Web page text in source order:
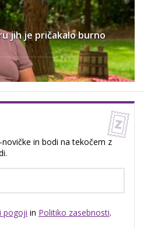
jih je pričakalo burno
in bodi na tekočem z
pogoji in Politiko zasebnosti.